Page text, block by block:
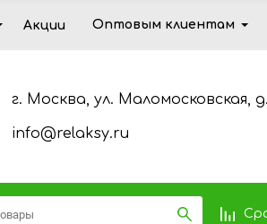
Акции Оптовым клиентам
г. Москва, ул. Маломосковская,
info@relaksy.ru